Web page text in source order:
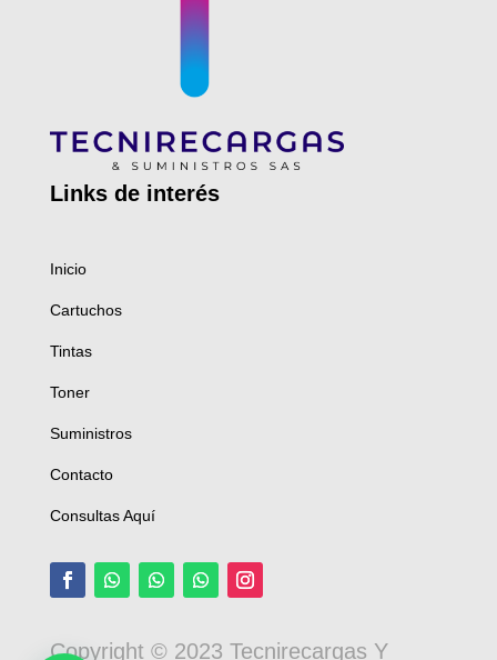
Links de interés
Inicio
Cartuchos
Tintas
Toner
Suministros
Contacto
Consultas Aquí
Copyright © 2023 Tecnirecargas Y